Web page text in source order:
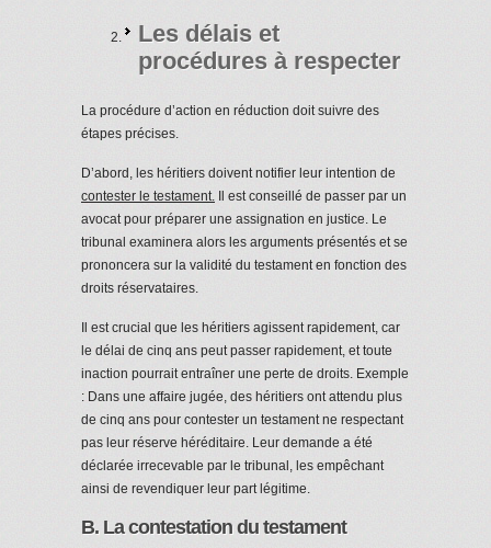
Les délais et
procédures à respecter
La procédure d’action en réduction doit suivre des
étapes précises.
D’abord, les héritiers doivent notifier leur intention de
contester le testament. Il est conseillé de passer par un
avocat pour préparer une assignation en justice. Le
tribunal examinera alors les arguments présentés et se
prononcera sur la validité du testament en fonction des
droits réservataires.
Il est crucial que les héritiers agissent rapidement, car
le délai de cinq ans peut passer rapidement, et toute
inaction pourrait entraîner une perte de droits. Exemple
: Dans une affaire jugée, des héritiers ont attendu plus
de cinq ans pour contester un testament ne respectant
pas leur réserve héréditaire. Leur demande a été
déclarée irrecevable par le tribunal, les empêchant
ainsi de revendiquer leur part légitime.
B. La contestation du testament